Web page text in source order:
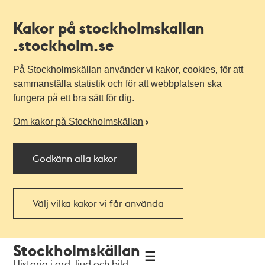
Kakor på stockholmskallan
.stockholm.se
På Stockholmskällan använder vi kakor, cookies, för att
sammanställa statistik och för att webbplatsen ska
fungera på ett bra sätt för dig.
Om kakor på Stockholmskällan
Godkänn alla kakor
Välj vilka kakor vi får använda
navigationen
huvudinnehållet
Stockholmskällan